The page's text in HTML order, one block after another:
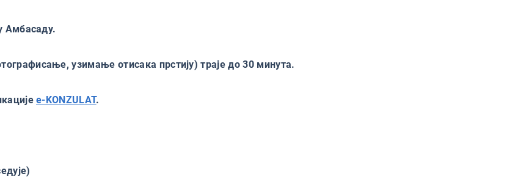
Амбасаду.
узимање отисака прстију) траје до 30 минута.
e-KONZULAT.